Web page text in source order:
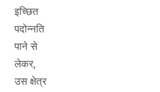
इच्छित
पदोन्नति
पाने से
लेकर,
उस क्षेत्र